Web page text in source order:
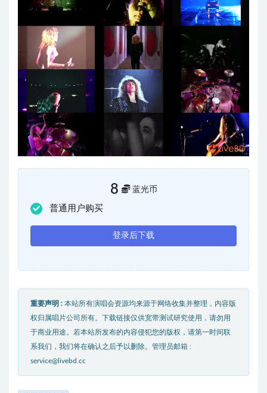
8 蓝光币
普通用户购买
登录后下载
重要声明 : 本站所有演唱会资源均来源于网络收集并整理，内容版
权归属唱片公司所有。下载链接仅供宽带测试研究使用，请勿用
于商业用途。若本站所发布的内容侵犯您的版权，请第一时间联
系我们，我们将在确认之后予以删除。管理员邮箱 :
service@livebd.cc